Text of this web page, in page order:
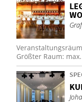
Größter Raum: max.